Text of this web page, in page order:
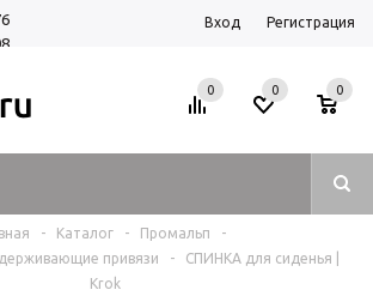
Вход Регистрация
0 0
0
- Каталог - Промальп
-
привязи
-
СПИНКА для сиденья |
Krok